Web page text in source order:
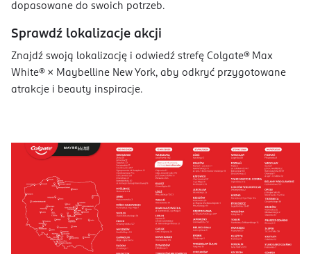
dopasowane do swoich potrzeb.
Sprawdź lokalizacje akcji
Znajdź swoją lokalizację i odwiedź strefę Colgate® Max
White® × Maybelline New York, aby odkryć przygotowane
atrakcje i beauty inspiracje.